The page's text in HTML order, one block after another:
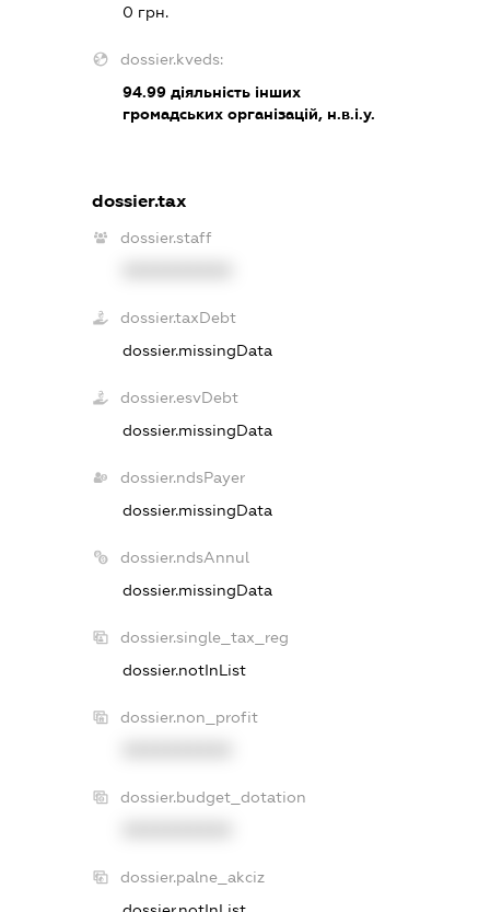
0 грн.
dossier.kveds:
94.99 діяльність інших
громадських організацій, н.в.і.у.
dossier.tax
dossier.staff
dossier.taxDebt
dossier.missingData
dossier.esvDebt
dossier.missingData
dossier.ndsPayer
dossier.missingData
dossier.ndsAnnul
dossier.missingData
dossier.single_tax_reg
dossier.notInList
dossier.non_profit
dossier.budget_dotation
dossier.palne_akciz